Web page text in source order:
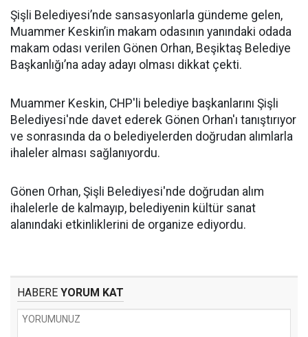
Şişli Belediyesi’nde sansasyonlarla gündeme gelen,
Muammer Keskin’in makam odasının yanındaki odada
makam odası verilen Gönen Orhan, Beşiktaş Belediye
Başkanlığı’na aday adayı olması dikkat çekti.
Muammer Keskin, CHP'li belediye başkanlarını Şişli
Belediyesi'nde davet ederek Gönen Orhan'ı tanıştırıyor
ve sonrasında da o belediyelerden doğrudan alımlarla
ihaleler alması sağlanıyordu.
Gönen Orhan, Şişli Belediyesi'nde doğrudan alım
ihalelerle de kalmayıp, belediyenin kültür sanat
alanındaki etkinliklerini de organize ediyordu.
HABERE YORUM KAT